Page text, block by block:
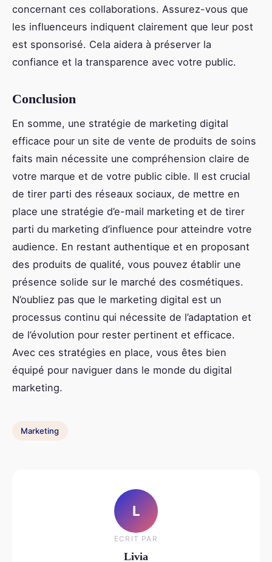
concernant ces collaborations. Assurez-vous que
les influenceurs indiquent clairement que leur post
est sponsorisé. Cela aidera à préserver la
confiance et la transparence avec votre public.
Conclusion
En somme, une stratégie de marketing digital
efficace pour un site de vente de produits de soins
faits main nécessite une compréhension claire de
votre marque et de votre public cible. Il est crucial
de tirer parti des réseaux sociaux, de mettre en
place une stratégie d’e-mail marketing et de tirer
parti du marketing d’influence pour atteindre votre
audience. En restant authentique et en proposant
des produits de qualité, vous pouvez établir une
présence solide sur le marché des cosmétiques.
N’oubliez pas que le marketing digital est un
processus continu qui nécessite de l’adaptation et
de l’évolution pour rester pertinent et efficace.
Avec ces stratégies en place, vous êtes bien
équipé pour naviguer dans le monde du digital
marketing.
Marketing
L
ECRIT PAR
Livia